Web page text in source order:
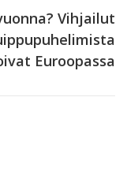
Vihjailut
Euroopassa